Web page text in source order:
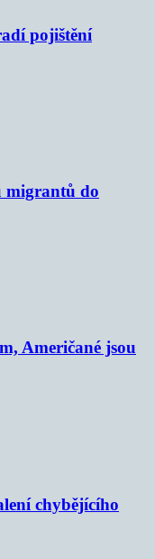
pojištění
migrantů do
Američané jsou
chybějícího